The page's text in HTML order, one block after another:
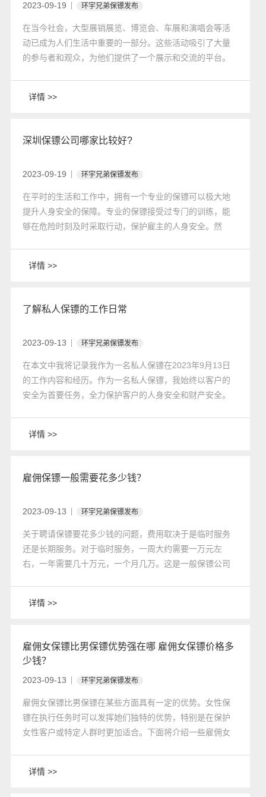
2023-09-19 环宇兄弟保镖发布
在当今社会，大型展销展览、博览会、车展和演唱会等活
动已成为人们生活中重要的一部分。这些活动吸引了大量
的参与者和观众，为他们提供了一个展示和交流的平台。
详情 >>
深圳保镖公司哪家比较好?
2023-09-19 环宇兄弟保镖发布
​在平时的生活和工作中，拥有一个专业的保镖可以极大地
提升人身安全的保障。专业的保镖接受过专门的训练，能
够在危险时刻及时采取行动，保护雇主的人身安全。然
详情 >>
了解私人保镖的工作日常
2023-09-13 环宇兄弟保镖发布
​在本文中我将记录我作为一名私人保镖在2023年9月13日
的工作内容和经历。作为一名私人保镖，我始终以客户的
安全为首要任务，全力保护客户的人身安全和财产安全。
详情 >>
雇佣保镖一般需要花多少钱？
2023-09-13 环宇兄弟保镖发布
关于聘请保镖要花多少钱的问题，费用取决于是临时服务
还是长期服务。对于临时服务，一周大约需要一万元左
右，一年需要几十万元，一个月几万。这是一般保镖公司
算。
详情 >>
雇佣女保镖比男保镖优势强在哪 雇佣女保镖价格多
少钱？
2023-09-13 环宇兄弟保镖发布
​雇佣女保镖比男保镖在某些方面具有一定的优势。女性保
镖在执行任务时可以发挥她们独特的优势，特别是在保护
女性客户或特定人群时更加适合。下面将介绍一些雇佣女
详情 >>